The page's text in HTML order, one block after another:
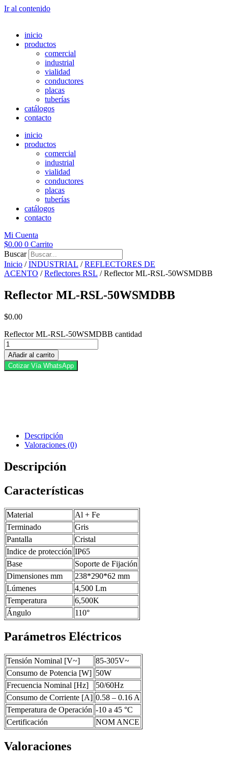
Ir al contenido
inicio
productos
comercial
industrial
vialidad
conductores
placas
tuberías
catálogos
contacto
inicio
productos
comercial
industrial
vialidad
conductores
placas
tuberías
catálogos
contacto
Mi Cuenta
$0.00 0 Carrito
Buscar
Inicio /INDUSTRIAL /REFLECTORES DE
ACENTO /Reflectores RSL / Reflector ML-RSL-50WSMDBB
Reflector ML-RSL-50WSMDBB
$0.00
Reflector ML-RSL-50WSMDBB cantidad
Añadir al carrito
Cotizar Vía WhatsApp
Descripción
Valoraciones (0)
Descripción
Características
Material
Al + Fe
Terminado
Gris
Pantalla
Cristal
Indice de protección IP65
Base
Soporte de Fijación
Dimensiones mm
238*290*62 mm
Lúmenes
4,500 Lm
Temperatura
6,500K
Ángulo
110°
Parámetros Eléctricos
Tensión Nominal [V~]
85-305V~
Consumo de Potencia [W] 50W
Frecuencia Nominal [Hz]
50/60Hz
Consumo de Corriente [A] 0.58 – 0.16 A
Temperatura de Operación -10 a 45 °C
Certificación
NOM ANCE
Valoraciones